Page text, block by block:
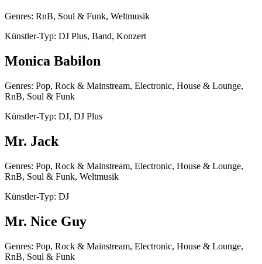
Genres: RnB, Soul & Funk, Weltmusik
Künstler-Typ: DJ Plus, Band, Konzert
Monica Babilon
Genres: Pop, Rock & Mainstream, Electronic, House & Lounge,
RnB, Soul & Funk
Künstler-Typ: DJ, DJ Plus
Mr. Jack
Genres: Pop, Rock & Mainstream, Electronic, House & Lounge,
RnB, Soul & Funk, Weltmusik
Künstler-Typ: DJ
Mr. Nice Guy
Genres: Pop, Rock & Mainstream, Electronic, House & Lounge,
RnB, Soul & Funk